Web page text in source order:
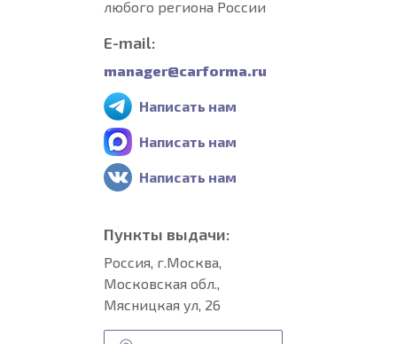
любого региона России
E-mail:
manager@carforma.ru
Написать нам
Написать нам
Написать нам
Пункты выдачи:
Россия, г.Москва,
Московская обл.,
Мясницкая ул, 26